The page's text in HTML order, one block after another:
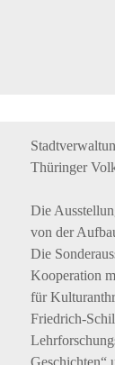
Thüringer
Die
von der
Die
Kooperation
für
Friedrich-